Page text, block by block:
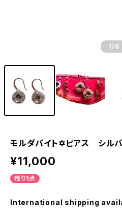
1 /6
モルダバイト✡ピアス シル
¥11,000
残り1点
International shipping